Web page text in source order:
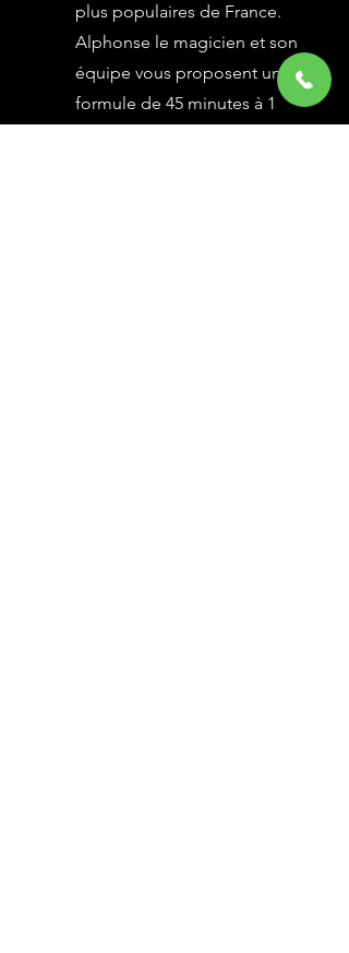
plus populaires de France.
Alphonse le magicien et son
équipe vous proposent une
formule de 45 minutes à 1